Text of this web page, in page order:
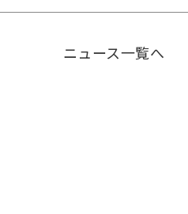
ニュース一覧へ